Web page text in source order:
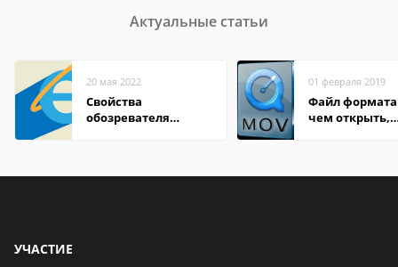
Актуальные статьи
20 мая 2022
Свойства
обозревателя
01 февраля 2019
Файл формата
чем открыть,
УЧАСТИЕ